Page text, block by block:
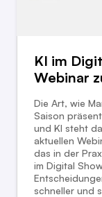
KI im
Webinar
Die Art, wie
Saison
und KI steht
aktuellen
das in der
im Digital
schneller und